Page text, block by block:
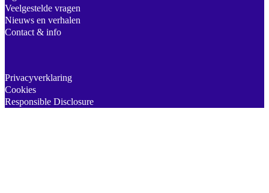
Veelgestelde vragen
Nieuws en verhalen
Contact & info
Privacyverklaring
Cookies
Responsible Disclosure